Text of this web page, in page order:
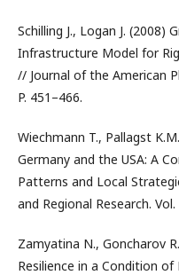
Schilling J., Logan J. (2008)
Infrastructure Model for
// Journal of the American
P. 451–466.
Wiechmann T., Pallagst
Germany and the USA: A
Patterns and Local
and Regional Research.
Zamyatina N., Goncharov
Resilience in a Condition